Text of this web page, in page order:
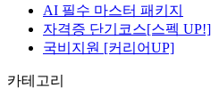
AI 필수 마스터 패키지
자격증 단기코스[스펙 UP!]
국비지원 [커리어UP]
카테고리